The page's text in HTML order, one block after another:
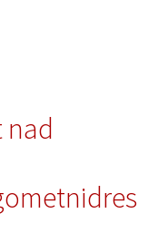
nad